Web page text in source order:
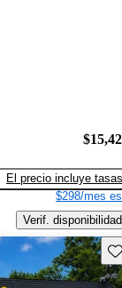
El precio incluye tasas
$298/mes
Verif. disponibilidad